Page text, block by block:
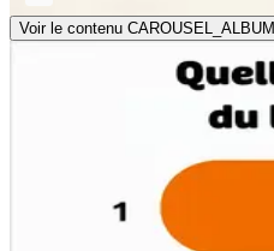
Voir le contenu CAROUSEL_ALBUM